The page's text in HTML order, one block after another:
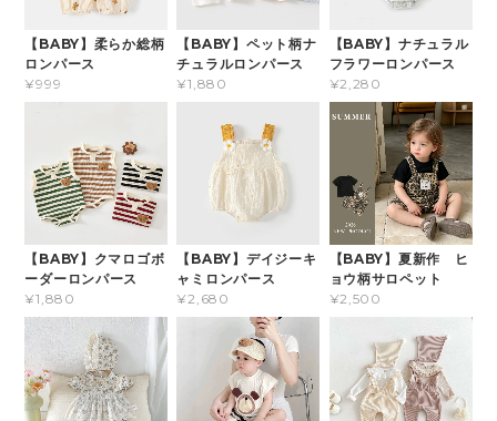
【BABY】柔らか総柄
ロンパース
¥999
【BABY】ペット柄ナ
チュラルロンパース
¥1,880
【BABY】ナチュラル
フラワーロンパース
¥2,280
【BABY】クマロゴボ
ーダーロンパース
¥1,880
【BABY】デイジーキ
ャミロンパース
¥2,680
【BABY】夏新作 ヒ
ョウ柄サロペット
¥2,500